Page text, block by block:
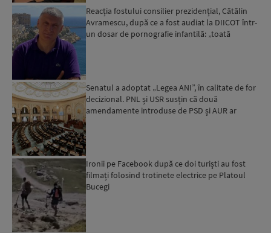
Reacția fostului consilier prezidențial, Cătălin
Avramescu, după ce a fost audiat la DIICOT într-
un dosar de pornografie infantilă: „toată
Senatul a adoptat „Legea ANI”, în calitate de for
decizional. PNL și USR susțin că două
amendamente introduse de PSD și AUR ar
Ironii pe Facebook după ce doi turiști au fost
filmați folosind trotinete electrice pe Platoul
Bucegi